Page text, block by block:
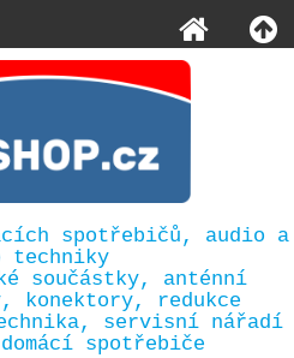
spotřebičů, audio a
techniky
součástky, anténní
konektory, redukce
servisní nářadí
spotřebiče